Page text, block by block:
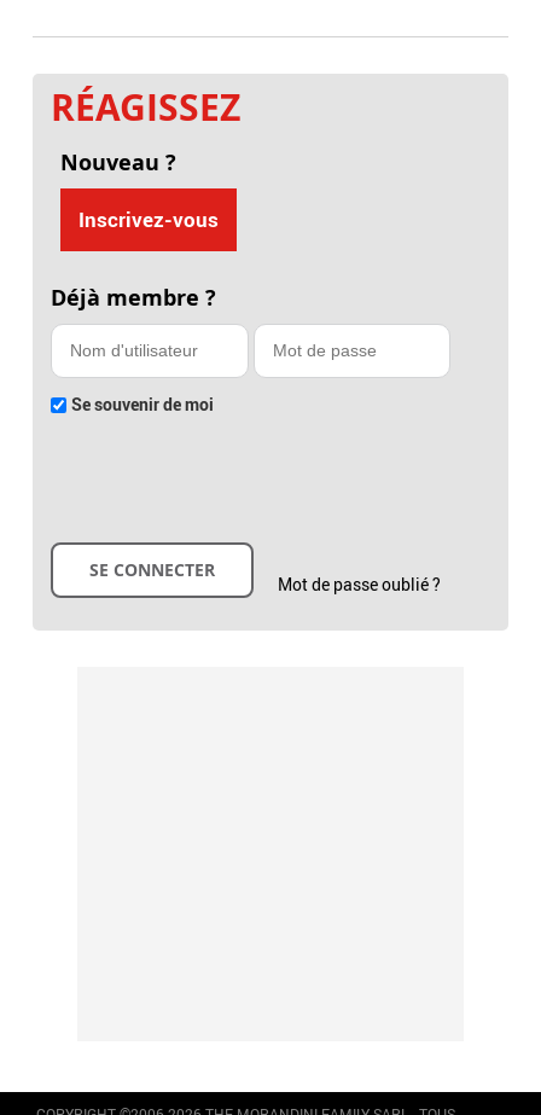
RÉAGISSEZ
Nouveau ?
Inscrivez-vous
Déjà membre ?
Se souvenir de moi
Mot de passe oublié ?